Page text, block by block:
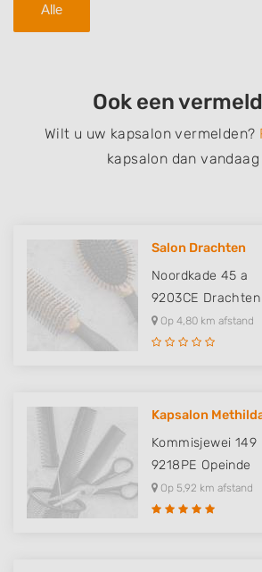
Alle
Ook een
Wilt u uw kapsalon vermelden?
kapsalon dan vandaag
Salon Drachten
Noordkade 45 a
9203CE Drachten
Op 4,80 km afstand
Kapsalon
Kommisjewei 149
9218PE Opeinde
Op 5,92 km afstand